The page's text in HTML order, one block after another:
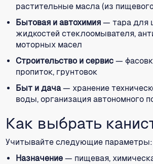
растительные масла (из
Бытовая и автохимия— тара для
жидкостей стеклоомывателя,
моторных масел
Строительство и сервис—
пропиток, грунтовок
Быт и дача— хранение
воды, организация автономного
Как выбрать
Учитывайте следующие параметры:
Назначение— пищевая,